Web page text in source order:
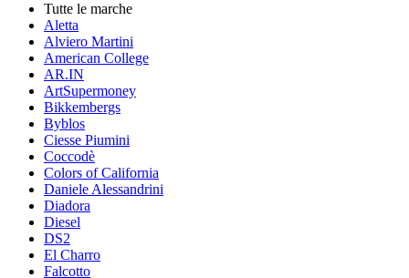
Tutte le marche
Aletta
Alviero Martini
American College
AR.IN
ArtSupermoney
Bikkembergs
Byblos
Ciesse Piumini
Coccodè
Colors of California
Daniele Alessandrini
Diadora
Diesel
DS2
El Charro
Falcotto